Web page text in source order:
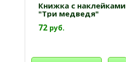
Книжка с наклейками
"Три медведя"
72 руб.